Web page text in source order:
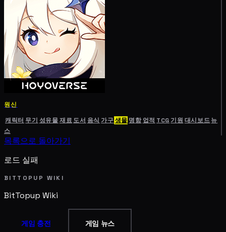
원신
캐릭터 무기 성유물재료도서 음식 가구생물 명함 업적 TCG기원 대시보드뉴
스
목록으로 돌아가기
로드 실패
BITTOPUP WIKI
BitTopup Wiki
게임 충전 게임 뉴스